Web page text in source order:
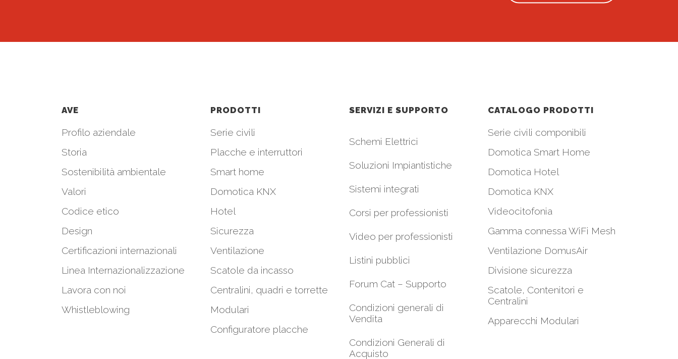
AVE
Profilo aziendale
Storia
Sostenibilità ambientale
Valori
Codice etico
Design
Certificazioni internazionali
Linea Internazionalizzazione
Lavora con noi
Whistleblowing
PRODOTTI
Serie civili
Placche e interruttori
Smart home
Domotica KNX
Hotel
Sicurezza
Ventilazione
Scatole da incasso
Centralini, quadri e torrette
Modulari
Configuratore placche
SERVIZI E SUPPORTO
Schemi Elettrici
Soluzioni Impiantistiche
Sistemi integrati
Corsi per professionisti
Video per professionisti
Listini pubblici
Forum Cat – Supporto
Condizioni generali di
Vendita
Condizioni Generali di
Acquisto
CATALOGO PRODOTTI
Serie civili componibili
Domotica Smart Home
Domotica Hotel
Domotica KNX
Videocitofonia
Gamma connessa WiFi Mesh
Ventilazione DomusAir
Divisione sicurezza
Scatole, Contenitori e
Centralini
Apparecchi Modulari